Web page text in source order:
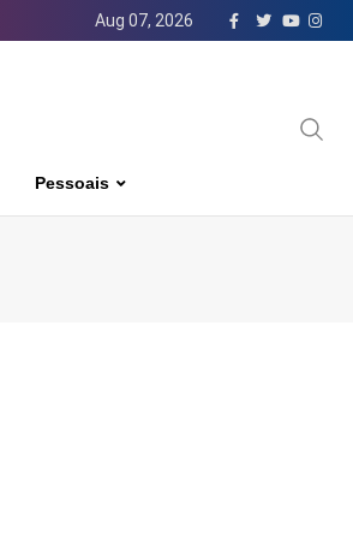
Aug 07, 2026
Pessoais